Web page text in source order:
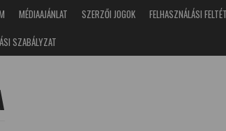
MÉDIAAJÁNLAT SZERZŐI JOGOK
FELHASZNÁLÁSI
SZABÁLYZAT